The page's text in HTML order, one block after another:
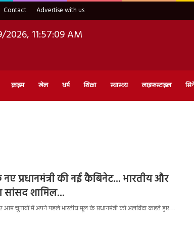
Contact Advertise with us
2026, 11:57:10 AM
क्राइम खेल धर्म शिक्षा स्वास्थ्य लाइफ़स्टाइल
प्रधानमंत्री की नई कैबिनेट… भारतीय और
शामिल…
चुनावों में अपने पहले भारतीय मूल के प्रधानमंत्री को अलविदा कहते हुए…